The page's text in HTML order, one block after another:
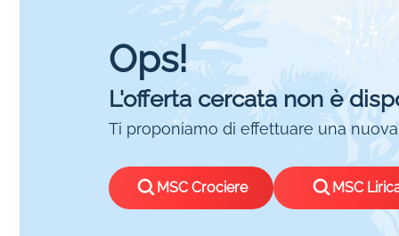
Ops!
L'offerta cercata non è
Ti proponiamo di effettuare una
MSC Crociere MSC